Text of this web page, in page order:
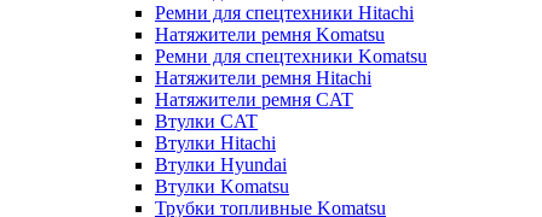
Ремни для спецтехники Hitachi
Натяжители ремня Komatsu
Ремни для спецтехники Komatsu
Натяжители ремня Hitachi
Натяжители ремня CAT
Втулки CAT
Втулки Hitachi
Втулки Hyundai
Втулки Komatsu
Трубки топливные Komatsu